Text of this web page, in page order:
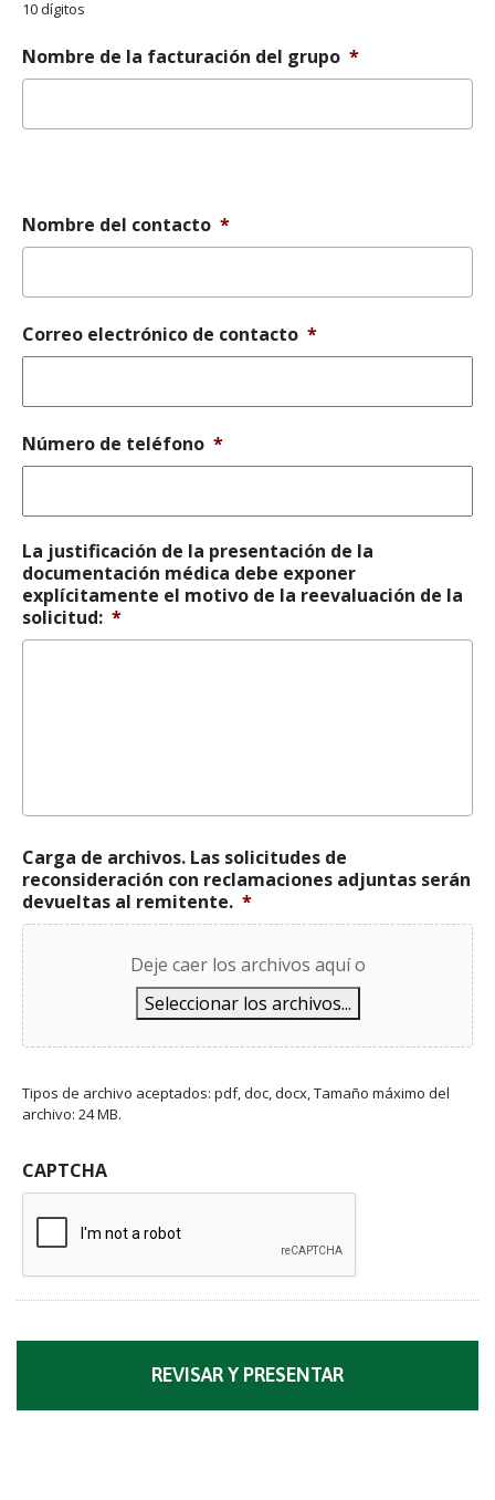
10 dígitos
Nombre de la facturación del grupo *
Nombre del contacto *
Correo electrónico de contacto *
Número de teléfono *
La justificación de la presentación de la
documentación médica debe exponer
explícitamente el motivo de la reevaluación de la
solicitud: *
Carga de archivos. Las solicitudes de
reconsideración con reclamaciones adjuntas serán
devueltas al remitente. *
Deje caer los archivos aquí o
Seleccionar los archivos...
Tipos de archivo aceptados: pdf, doc, docx, Tamaño máximo del
archivo: 24 MB.
CAPTCHA